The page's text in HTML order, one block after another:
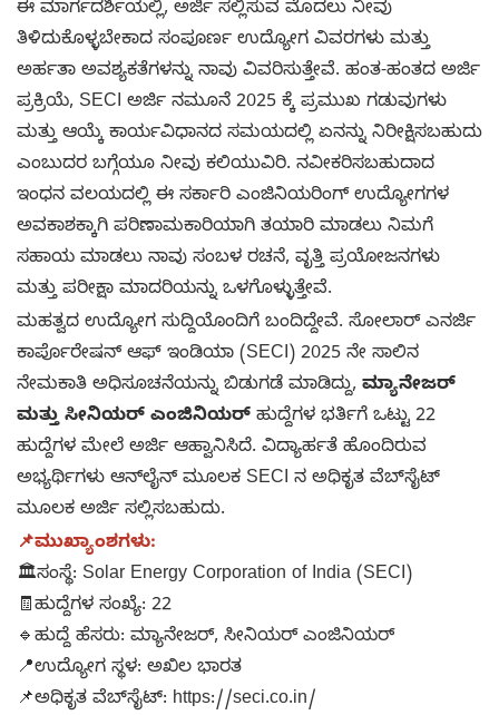
ಈ ಮಾರ್ಗದರ್ಶಿಯಲ್ಲಿ, ಅರ್ಜಿ ಸಲ್ಲಿಸುವ ಮೊದಲು ನೀವು
ತಿಳಿದುಕೊಳ್ಳಬೇಕಾದ ಸಂಪೂರ್ಣ ಉದ್ಯೋಗ ವಿವರಗಳು ಮತ್ತು
ಅರ್ಹತಾ ಅವಶ್ಯಕತೆಗಳನ್ನು ನಾವು ವಿವರಿಸುತ್ತೇವೆ. ಹಂತ-ಹಂತದ ಅರ್ಜಿ
ಪ್ರಕ್ರಿಯೆ, SECI ಅರ್ಜಿ ನಮೂನೆ 2025 ಕ್ಕೆ ಪ್ರಮುಖ ಗಡುವುಗಳು
ಮತ್ತು ಆಯ್ಕೆ ಕಾರ್ಯವಿಧಾನದ ಸಮಯದಲ್ಲಿ ಏನನ್ನು ನಿರೀಕ್ಷಿಸಬಹುದು
ಎಂಬುದರ ಬಗ್ಗೆಯೂ ನೀವು ಕಲಿಯುವಿರಿ. ನವೀಕರಿಸಬಹುದಾದ
ಇಂಧನ ವಲಯದಲ್ಲಿ ಈ ಸರ್ಕಾರಿ ಎಂಜಿನಿಯರಿಂಗ್ ಉದ್ಯೋಗಗಳ
ಅವಕಾಶಕ್ಕಾಗಿ ಪರಿಣಾಮಕಾರಿಯಾಗಿ ತಯಾರಿ ಮಾಡಲು ನಿಮಗೆ
ಸಹಾಯ ಮಾಡಲು ನಾವು ಸಂಬಳ ರಚನೆ, ವೃತ್ತಿ ಪ್ರಯೋಜನಗಳು
ಮತ್ತು ಪರೀಕ್ಷಾ ಮಾದರಿಯನ್ನು ಒಳಗೊಳ್ಳುತ್ತೇವೆ.
ಮಹತ್ವದ ಉದ್ಯೋಗ ಸುದ್ದಿಯೊಂದಿಗೆ ಬಂದಿದ್ದೇವೆ. ಸೋಲಾರ್ ಎನರ್ಜಿ
ಕಾರ್ಪೊರೇಷನ್ ಆಫ್ ಇಂಡಿಯಾ (SECI) 2025 ನೇ ಸಾಲಿನ
ನೇಮಕಾತಿ ಅಧಿಸೂಚನೆಯನ್ನು ಬಿಡುಗಡೆ ಮಾಡಿದ್ದು, ಮ್ಯಾನೇಜರ್
ಮತ್ತು ಸೀನಿಯರ್ ಎಂಜಿನಿಯರ್ ಹುದ್ದೆಗಳ ಭರ್ತಿಗೆ ಒಟ್ಟು 22
ಹುದ್ದೆಗಳ ಮೇಲೆ ಅರ್ಜಿ ಆಹ್ವಾನಿಸಿದೆ. ವಿದ್ಯಾರ್ಹತೆ ಹೊಂದಿರುವ
ಅಭ್ಯರ್ಥಿಗಳು ಆನ್‌ಲೈನ್ ಮೂಲಕ SECI ನ ಅಧಿಕೃತ ವೆಬ್‌ಸೈಟ್‌
ಮೂಲಕ ಅರ್ಜಿ ಸಲ್ಲಿಸಬಹುದು.
📌ಮುಖ್ಯಾಂಶಗಳು:
🏛ಸಂಸ್ಥೆ: Solar Energy Corporation of India (SECI)
🧾ಹುದ್ದೆಗಳ ಸಂಖ್ಯೆ: 22
🔹ಹುದ್ದೆ ಹೆಸರು: ಮ್ಯಾನೇಜರ್, ಸೀನಿಯರ್ ಎಂಜಿನಿಯರ್
📍ಉದ್ಯೋಗ ಸ್ಥಳ: ಅಖಿಲ ಭಾರತ
📌ಅಧಿಕೃತ ವೆಬ್‌ಸೈಟ್: https://seci.co.in/